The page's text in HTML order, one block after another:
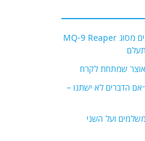
כלי טיס בלתי מאוישים אסטרטגים מסוג MQ-9 Reaper
שמתחת לקרח
הדברים לא ישתנו –
ועל השני